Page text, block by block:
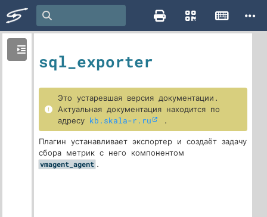
sql_exporter
Это устаревшая версия документации.
Актуальная документация находится по
адресу kb.skala-r.ru
.
Плагин устанавливает экспортер и создаёт задачу
сбора метрик с него компонентом
vmagent_agent .